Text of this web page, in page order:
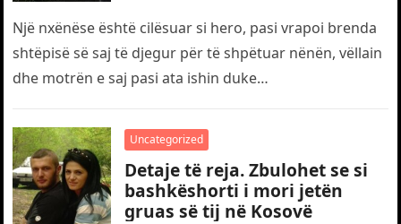
Një nxënëse është cilësuar si hero, pasi vrapoi brenda
shtëpisë së saj të djegur për të shpëtuar nënën, vëllain
dhe motrën e saj pasi ata ishin duke…
Uncategorized
Detaje të reja. Zbulohet se si
bashkëshorti i mori jetën
gruas së tij në Kosovë